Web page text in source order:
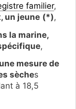
familier,
un jeune (*),
la marine,
,
une mesure de
sèches
à 18,5